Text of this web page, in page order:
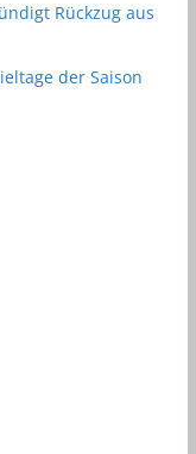
Rückzug aus
der Saison